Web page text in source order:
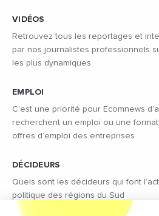
VIDÉOS
Retrouvez tous les reportages et
par nos journalistes professionnels
les plus dynamiques
EMPLOI
C’est une priorité pour Ecomnews
recherchent un emploi ou une
offres d’emploi des entreprises
DÉCIDEURS
Quels sont les décideurs qui font
politique des régions du Sud